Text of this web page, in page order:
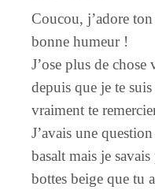
Coucou, j’adore
bonne humeur !
J’ose plus de chose
depuis que je te
vraiment te
J’avais une
basalt mais je
bottes beige que tu